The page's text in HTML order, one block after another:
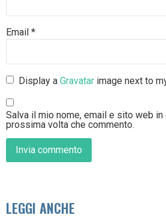
Email *
Display aGravatar image next to
Salva il mio nome, email e sito web
prossima volta che commento.
LEGGI ANCHE